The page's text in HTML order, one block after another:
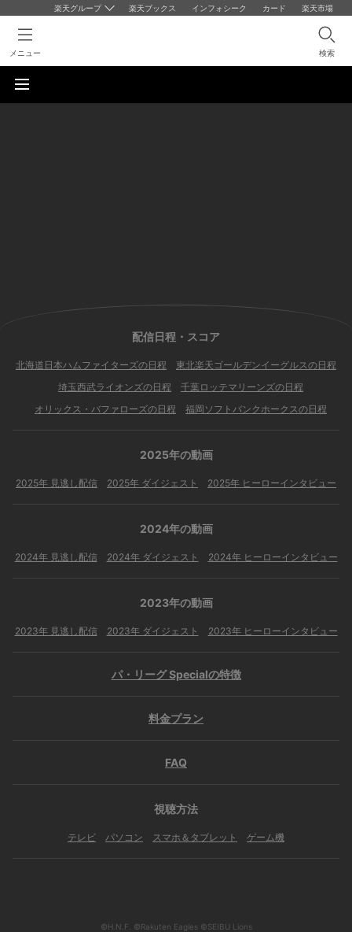
楽天グループ 楽天ブックス インフォシーク カード 楽天市場
メニュー 検索
配信日程・スコア
北海道日本ハムファイターズの日程
東北楽天ゴールデンイーグルスの日程
埼玉西武ライオンズの日程
千葉ロッテマリーンズの日程
オリックス・バファローズの日程
福岡ソフトバンクホークスの日程
2025年の動画
2025年 見逃し配信 2025年 ダイジェスト 2025年 ヒーローインタビュー
2024年の動画
2024年 見逃し配信 2024年 ダイジェスト 2024年 ヒーローインタビュー
2023年の動画
2023年 見逃し配信 2023年 ダイジェスト 2023年 ヒーローインタビュー
パ・リーグ Specialの特徴
料金プラン
FAQ
視聴方法
テレビ パソコン スマホ＆タブレット ゲーム機
©H.N.F. ©Rakuten Eagles ©SEIBU Lions